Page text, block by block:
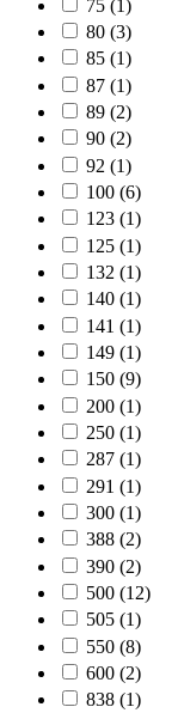
75 (1)
80 (3)
85 (1)
87 (1)
89 (2)
90 (2)
92 (1)
100 (6)
123 (1)
125 (1)
132 (1)
140 (1)
141 (1)
149 (1)
150 (9)
200 (1)
250 (1)
287 (1)
291 (1)
300 (1)
388 (2)
390 (2)
500 (12)
505 (1)
550 (8)
600 (2)
838 (1)